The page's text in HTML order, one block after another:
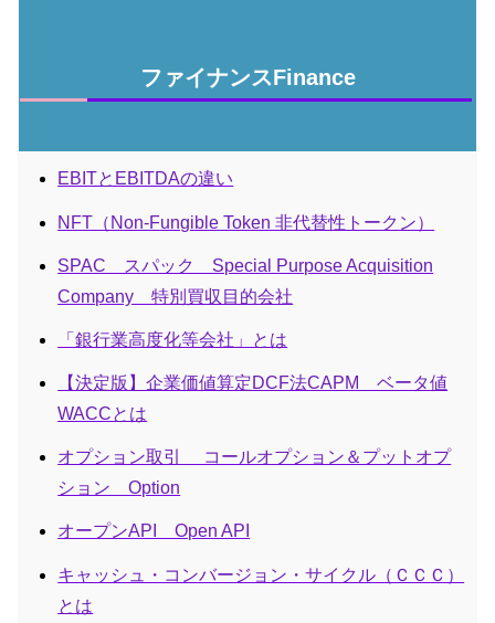
ファイナンスFinance
EBITとEBITDAの違い
NFT（Non-Fungible Token 非代替性トークン）
SPAC スパック Special Purpose Acquisition
Company 特別買収目的会社
「銀行業高度化等会社」とは
【決定版】企業価値算定DCF法CAPM ベータ値
WACCとは
オプション取引 コールオプション＆プットオプ
ション Option
オープンAPI Open API
キャッシュ・コンバージョン・サイクル（ＣＣＣ）
とは